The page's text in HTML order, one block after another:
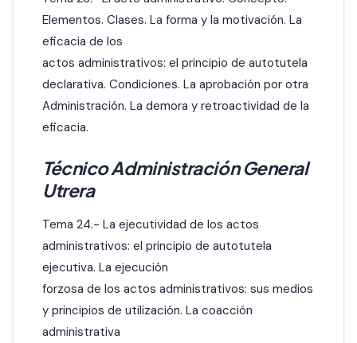
Elementos. Clases. La forma y la motivación. La
eficacia de los
actos administrativos: el principio de autotutela
declarativa. Condiciones. La aprobación por otra
Administración. La demora y retroactividad de la
eficacia.
Técnico Administración General
Utrera
Tema 24.- La ejecutividad de los actos
administrativos: el principio de autotutela
ejecutiva. La ejecución
forzosa de los actos administrativos: sus medios
y principios de utilización. La coacción
administrativa